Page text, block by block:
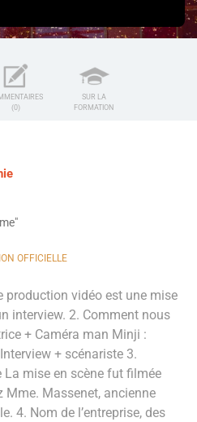
(0)
SUR LA
FORMATION
OFFICIELLE
production vidéo est une mise
interview. 2. Comment nous
+ Caméra man Minji :
+ scénariste 3.
mise en scène fut filmée
Mme. Massenet, ancienne
4. Nom de l’entreprise, des